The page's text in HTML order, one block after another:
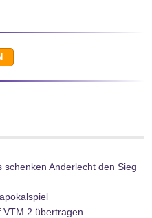
Anderlecht den Sieg
VTM 2 übertragen